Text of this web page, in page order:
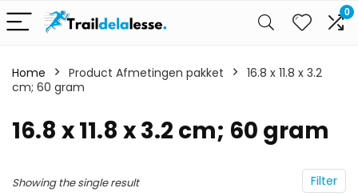
0
Home Product Afmetingen pakket
16.8 x 11.8 x 3.2
cm; 60 gram
16.8 x 11.8 x 3.2 cm; 60 gram
Filter
Showing the single result